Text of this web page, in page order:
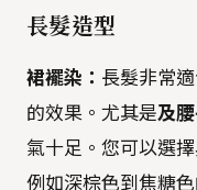
長髮造型
裙襬染： 長髮非常
的效果。尤其是及
氣十足。您可以選
例如深棕色到焦糖